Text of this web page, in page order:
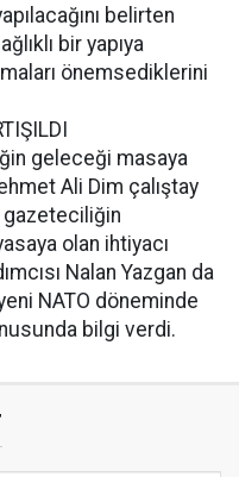
belirten
bir yapıya
önemsediklerini
geleceği masaya
Ali Dim çalıştay
gazeteciliğin
olan ihtiyacı
Nalan Yazgan da
NATO döneminde
bilgi verdi.